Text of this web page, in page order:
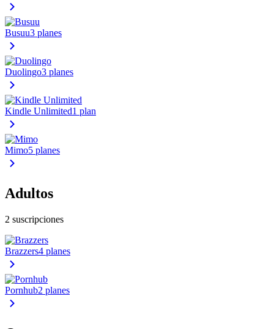
Busuu3 planes
Duolingo3 planes
Kindle Unlimited1 plan
Mimo5 planes
Adultos
2 suscripciones
Brazzers4 planes
Pornhub2 planes